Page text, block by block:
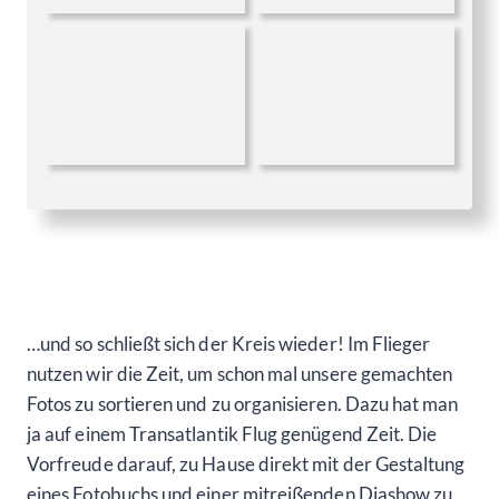
…und so schließt sich der Kreis wieder! Im Flieger
nutzen wir die Zeit, um schon mal unsere gemachten
Fotos zu sortieren und zu organisieren. Dazu hat man
ja auf einem Transatlantik Flug genügend Zeit. Die
Vorfreude darauf, zu Hause direkt mit der Gestaltung